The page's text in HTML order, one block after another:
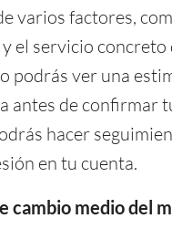
varios factores,
el servicio concreto
podrás ver una
antes de confirmar
hacer
en tu cuenta.
cambio medio del